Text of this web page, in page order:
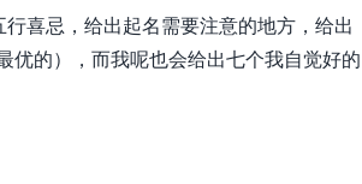
行喜忌，给出起名需要注意的地方，给出
优的），而我呢也会给出七个我自觉好的